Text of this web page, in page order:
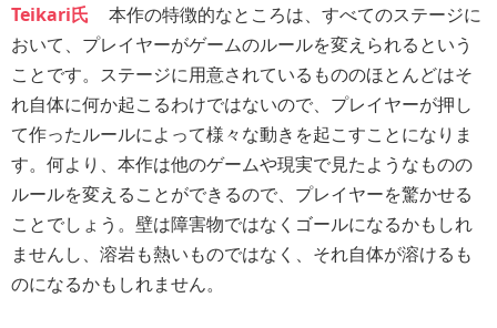
Teikari氏
本作の特徴的なところは、すべてのステージに
おいて、プレイヤーがゲームのルールを変えられるという
ことです。ステージに用意されているもののほとんどはそ
れ自体に何か起こるわけではないので、プレイヤーが押し
て作ったルールによって様々な動きを起こすことになりま
す。何より、本作は他のゲームや現実で見たようなものの
ルールを変えることができるので、プレイヤーを驚かせる
ことでしょう。壁は障害物ではなくゴールになるかもしれ
ませんし、溶岩も熱いものではなく、それ自体が溶けるも
のになるかもしれません。